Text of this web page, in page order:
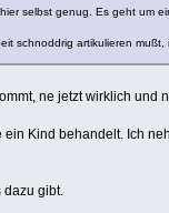
selbst genug. Es geht um
schnoddrig artikulieren
ne jetzt wirklich und
Kind behandelt. Ich
dazu gibt.